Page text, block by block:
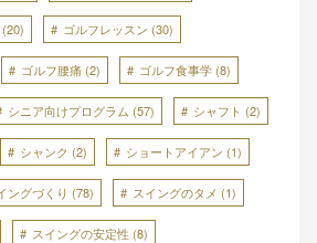
(20) ゴルフレッスン (30)
ゴルフ腰痛 (2) ゴルフ食事学 (8)
シニア向けプログラム (57) シャフト (2)
シャンク (2) ショートアイアン (1)
ングづくり (78) スイングのタメ (1)
スイングの安定性 (8)